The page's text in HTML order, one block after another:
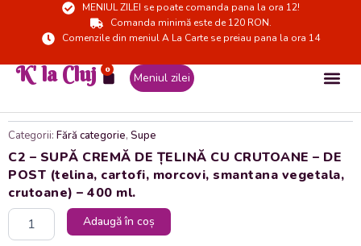
MENIUL ZILEI se poate comanda pana la ora 12!
Comanda minimă este de 120 RON.
Comenzile din meniul A La Carte se preiau pana la ora 14
K' la Cluj 0
Cart Meniul zilei
Categorii: Fără categorie, Supe
C2 – SUPĂ CREMĂ DE ȚELINĂ CU CRUTOANE – DE
POST (telina, cartofi, morcovi, smantana vegetala,
crutoane) – 400 ml.
Cantitate
Adaugă în coș